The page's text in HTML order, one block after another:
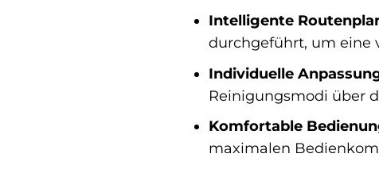
Intelligente
durchgeführt, um eine
Individuelle
Reinigungsmodi über
Komfortable
maximalen